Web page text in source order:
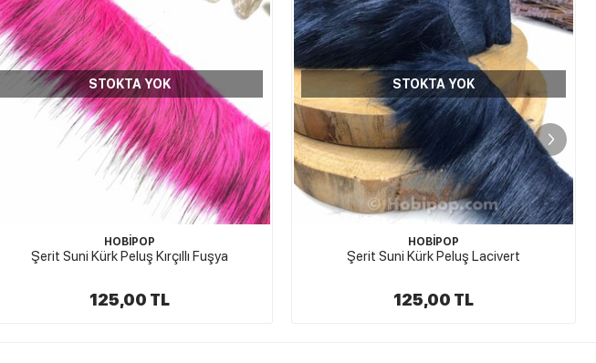
STOKTA YOK
HOBİPOP
Şerit Suni Kürk Peluş Lacivert
125,00 TL
STOKTA YOK
HOBİPOP
Şerit Devekuşu Tüyü Pembe
199,00 TL